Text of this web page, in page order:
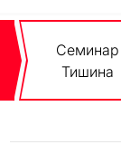
Семинар
Тишина